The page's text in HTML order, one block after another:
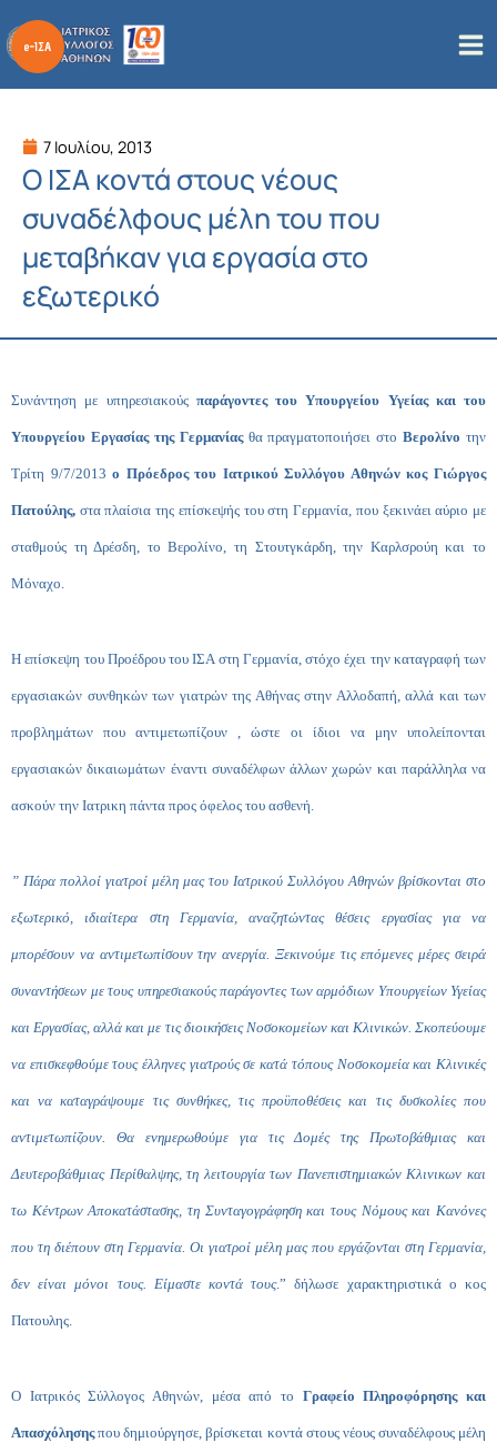
στο
περιεχόμενο
7 Ιουλίου, 2013
Ο ΙΣΑ κοντά στους νέους
συναδέλφους μέλη του που
μεταβήκαν για εργασία στο
εξωτερικό
Συνάντηση με υπηρεσιακούς παράγοντες του Υπουργείου Υγείας και του
Υπουργείου Εργασίας της Γερμανίαςθα πραγματοποιήσει στοΒερολίνο την
Τρίτη 9/7/2013ο Πρόεδρος του Ιατρικού Συλλόγου Αθηνών κος Γιώργος
Πατούλης, στα πλαίσια της επίσκεψής του στη Γερμανία, που ξεκινάει αύριο με
σταθμούς τη Δρέσδη, το Βερολίνο, τη Στουτγκάρδη, την Καρλσρούη και το
Μόναχο.
Η επίσκεψη του Προέδρου του ΙΣΑ στη Γερμανία, στόχο έχει την καταγραφή των
εργασιακών συνθηκών των γιατρών της Αθήνας στην Αλλοδαπή, αλλά και των
προβλημάτων που αντιμετωπίζουν , ώστε οι ίδιοι να μην υπολείπονται
εργασιακών δικαιωμάτων έναντι συναδέλφων άλλων χωρών και παράλληλα να
ασκούν την Ιατρικη πάντα προς όφελος του ασθενή.
” Πάρα πολλοί γιατροί μέλη μας του Ιατρικού Συλλόγου Αθηνών βρίσκονται στο
εξωτερικό, ιδιαίτερα στη Γερμανία, αναζητώντας θέσεις εργασίας για να
μπορέσουν να αντιμετωπίσουν την ανεργία. Ξεκινούμε τις επόμενες μέρες σειρά
συναντήσεων με τους υπηρεσιακούς παράγοντες των αρμόδιων Υπουργείων Υγείας
και Εργασίας, αλλά και με τις διοικήσεις Νοσοκομείων και Κλινικών. Σκοπεύουμε
να επισκεφθούμε τους έλληνες γιατρούς σε κατά τόπους Νοσοκομεία και Κλινικές
και να καταγράψουμε τις συνθήκες, τις προϋποθέσεις και τις δυσκολίες που
αντιμετωπίζουν. Θα ενημερωθούμε για τις Δομές της Πρωτοβάθμιας και
Δευτεροβάθμιας Περίθαλψης, τη λειτουργία των Πανεπιστημιακών Κλινικων και
τω Κέντρων Αποκατάστασης, τη Συνταγογράφηση και τους Νόμους και Κανόνες
που τη διέπουν στη Γερμανία. Οι γιατροί μέλη μας που εργάζονται στη Γερμανία,
δεν είναι μόνοι τους. Είμαστε κοντά τους.” δήλωσε χαρακτηριστικά ο κος
Πατουλης.
Ο Ιατρικός Σύλλογος Αθηνών, μέσα από το Γραφείο Πληροφόρησης και
Απασχόλησηςπου δημιούργησε, βρίσκεται κοντά στους νέους συναδέλφους μέλη